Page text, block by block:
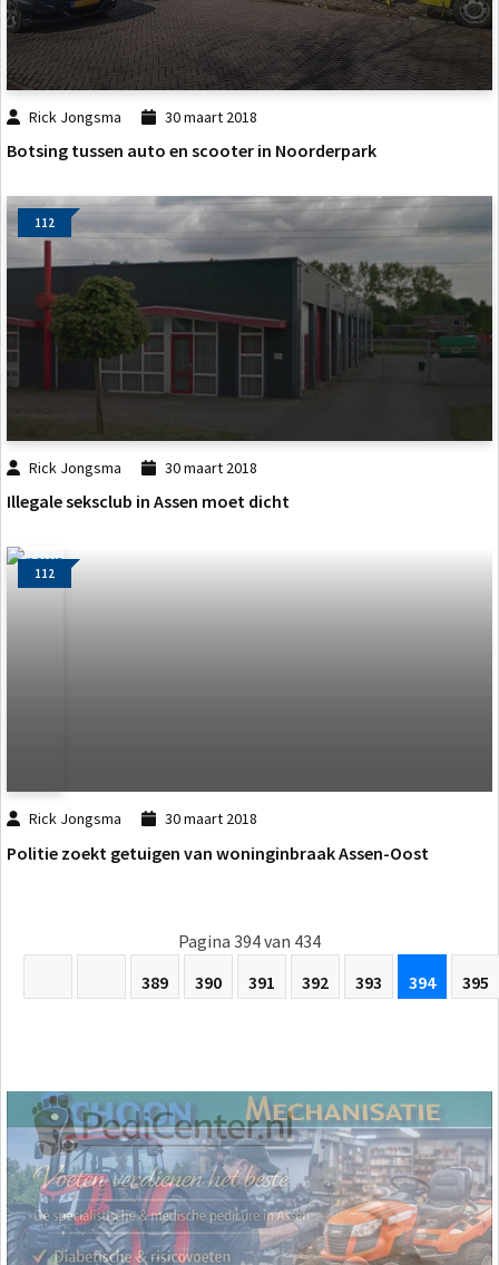
Rick Jongsma 30 maart 2018
Botsing tussen auto en scooter in Noorderpark
112
Rick Jongsma 30 maart 2018
Illegale seksclub in Assen moet dicht
112
Rick Jongsma 30 maart 2018
Politie zoekt getuigen van woninginbraak Assen-Oost
Pagina 394 van 434
389
390 391 392 393 394 395